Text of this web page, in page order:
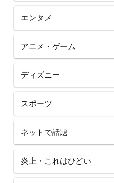
エンタメ
アニメ・ゲーム
ディズニー
スポーツ
ネットで話題
炎上・これはひどい